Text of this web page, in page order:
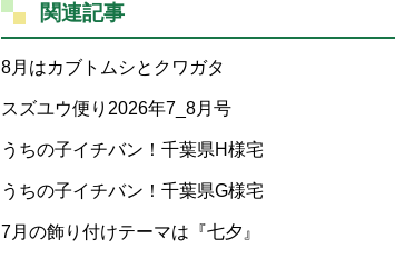
関連記事
8月はカブトムシとクワガタ
スズユウ便り2026年7_8月号
うちの子イチバン！千葉県H様宅
うちの子イチバン！千葉県G様宅
7月の飾り付けテーマは『七夕』